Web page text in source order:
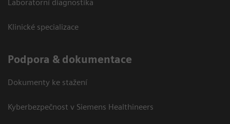
Laboratorní diagnostika
Klinické specializace
Podpora & dokumentace
Dokumenty ke stažení
Kyberbezpečnost v Siemens Healthineers